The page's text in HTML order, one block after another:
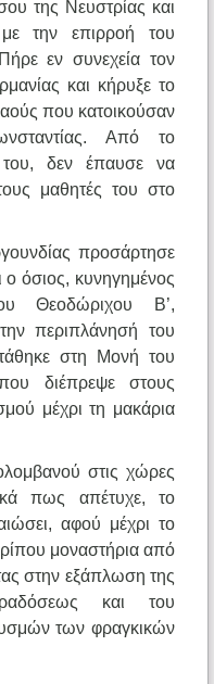
της Νευστρίας και
την επιρροή του
εν συνεχεία τον
και κήρυξε το
που κατοικούσαν
Από το
του, δεν έπαυσε να
μαθητές του στο
προσάρτησε
όσιος, κυνηγημένος
Θεοδώριχου Β’,
περιπλάνησή του
στη Μονή του
διέπρεψε στους
μέχρι τη μακάρια
στις χώρες
πως απέτυχε, το
αφού μέχρι το
μοναστήρια από
στην εξάπλωση της
και του
των φραγκικών